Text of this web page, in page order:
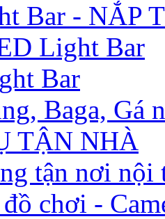
Bar - NẮP
Light Bar
Bar
Baga, Gá
TẬN NHÀ
tận nơi nội
chơi -